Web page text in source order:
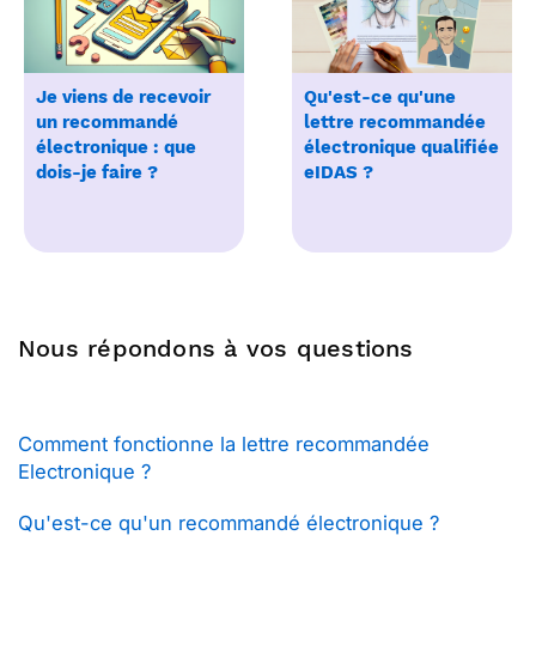
Je viens de recevoir
un recommandé
électronique : que
dois-je faire ?
Qu'est-ce qu'une
lettre recommandée
électronique qualifiée
eIDAS ?
Nous répondons à vos questions
Comment fonctionne la lettre recommandée
Electronique ?
Qu'est-ce qu'un recommandé électronique ?